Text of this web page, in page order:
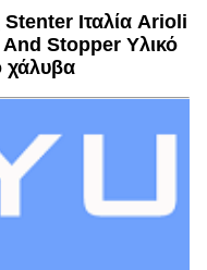
Ιταλία Arioli
Stopper Υλικό
χάλυβα